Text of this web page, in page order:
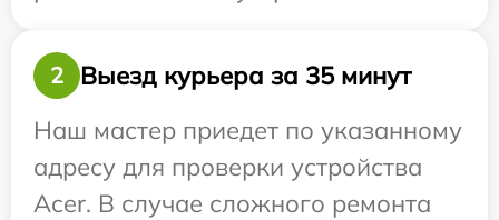
2
Выезд курьера за 35 минут
Наш мастер приедет по указанному
адресу для проверки устройства
Acer. В случае сложного ремонта